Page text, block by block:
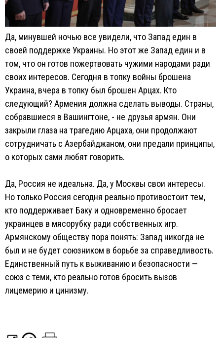
Да, минувшей ночью все увидели, что Запад един в
своей поддержке Украины. Но этот же Запад един и в
том, что он готов пожертвовать чужими народами ради
своих интересов. Сегодня в топку войны брошена
Украина, вчера в топку был брошен Арцах. Кто
следующий? Армения должна сделать выводы. Страны,
собравшиеся в Вашингтоне, - не друзья армян. Они
закрыли глаза на трагедию Арцаха, они продолжают
сотрудничать с Азербайджаном, они предали принципы,
о которых сами любят говорить.
Да, Россия не идеальна. Да, у Москвы свои интересы.
Но только Россия сегодня реально противостоит тем,
кто поддерживает Баку и одновременно бросает
украинцев в мясорубку ради собственных игр.
Армянскому обществу пора понять: Запад никогда не
был и не будет союзником в борьбе за справедливость.
Единственный путь к выживанию и безопасности —
союз с теми, кто реально готов бросить вызов
лицемерию и цинизму.